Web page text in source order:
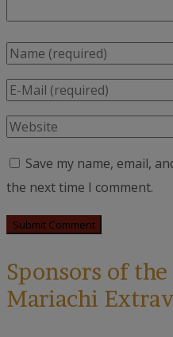
Save my name, email,
the next time I comment.
Sponsors of
Mariachi